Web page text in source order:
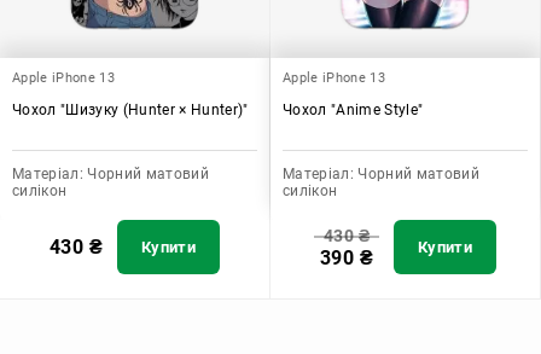
Apple iPhone 13
Чохол "Шизуку (Hunter × Hunter)"
Матеріал: Чорний матовий
силікон
430 ₴ Купити
Apple iPhone 13
Чохол "Anime Style"
Матеріал: Чорний матовий
силікон
430₴
390 ₴ Купити